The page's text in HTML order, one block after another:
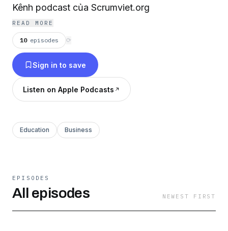
Kênh podcast của Scrumviet.org
READ MORE
10 episodes ⟳
Sign in to save
Listen on Apple Podcasts
Education Business
EPISODES
All episodes NEWEST FIRST